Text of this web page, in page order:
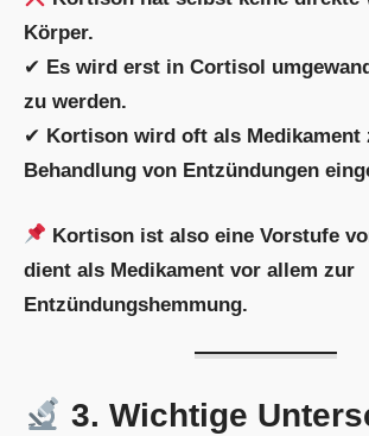
Körper.
✔ Es wird erst in Cortisol
zu werden.
✔ Kortison wird oft als Medikament
Behandlung von Entzündungen
Kortison ist also eine Vorstufe
dient als Medikament vor allem zur
Entzündungshemmung.
3. Wichtige